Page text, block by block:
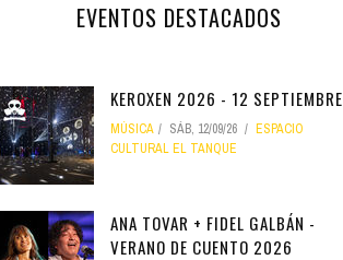
EVENTOS DESTACADOS
KEROXEN 2026 - 12 SEPTIEMBRE
MÚSICA SÁB, 12/09/26
ESPACIO
CULTURAL EL TANQUE
ANA TOVAR + FIDEL GALBÁN -
VERANO DE CUENTO 2026